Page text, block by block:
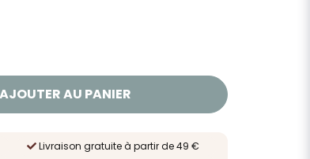
AJOUTER AU PANIER
Livraison gratuite à partir de 49 €